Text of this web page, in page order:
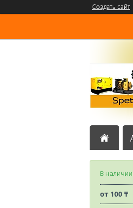
Создать сайт
В наличии
от 100 ₸